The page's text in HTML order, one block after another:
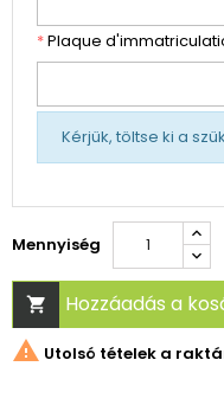
*Plaque
Kérjük, töltse ki a
Mennyiség
 Hozzáadás a
 Utolsó tételek a